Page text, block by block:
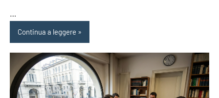
…
Continua a leggere